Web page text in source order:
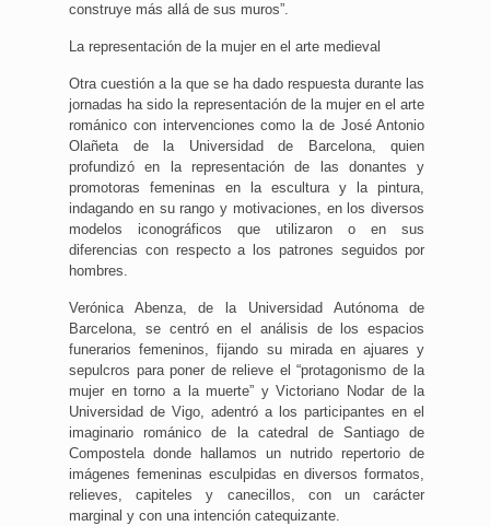
construye más allá de sus muros”.
La representación de la mujer en el arte medieval
Otra cuestión a la que se ha dado respuesta durante las
jornadas ha sido la representación de la mujer en el arte
románico con intervenciones como la de José Antonio
Olañeta de la Universidad de Barcelona, quien
profundizó en la representación de las donantes y
promotoras femeninas en la escultura y la pintura,
indagando en su rango y motivaciones, en los diversos
modelos iconográficos que utilizaron o en sus
diferencias con respecto a los patrones seguidos por
hombres.
Verónica Abenza, de la Universidad Autónoma de
Barcelona, se centró en el análisis de los espacios
funerarios femeninos, fijando su mirada en ajuares y
sepulcros para poner de relieve el “protagonismo de la
mujer en torno a la muerte” y Victoriano Nodar de la
Universidad de Vigo, adentró a los participantes en el
imaginario románico de la catedral de Santiago de
Compostela donde hallamos un nutrido repertorio de
imágenes femeninas esculpidas en diversos formatos,
relieves, capiteles y canecillos, con un carácter
marginal y con una intención catequizante.